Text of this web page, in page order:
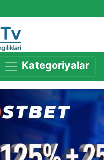
Kategoriyalar